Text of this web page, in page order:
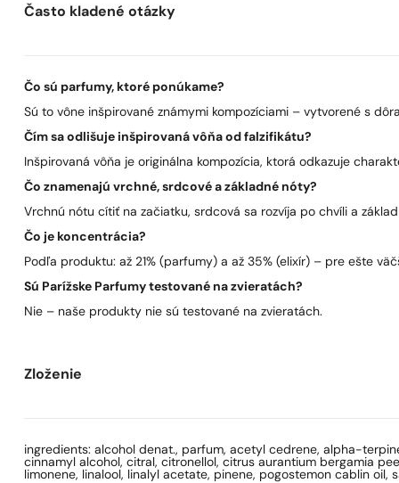
Často kladené otázky
Čo sú parfumy, ktoré ponúkame?
Sú to vône inšpirované známymi kompozíciami – vytvorené s
Čím sa odlišuje inšpirovaná vôňa od falzifikátu?
Inšpirovaná vôňa je originálna kompozícia, ktorá odkazuje
Čo znamenajú vrchné, srdcové a základné nóty?
Vrchnú nótu cítiť na začiatku, srdcová sa rozvíja po chvíli a
Čo je koncentrácia?
Podľa produktu: až 21% (parfumy) a až 35% (elixír) – pre ešte
Sú Parížske Parfumy testované na zvieratách?
Nie – naše produkty nie sú testované na zvieratách.
Zloženie
ingredients: alcohol denat., parfum, acetyl cedrene, alpha-
cinnamyl alcohol, citral, citronellol, citrus aurantium bergamia
limonene, linalool, linalyl acetate, pinene, pogostemon cablin